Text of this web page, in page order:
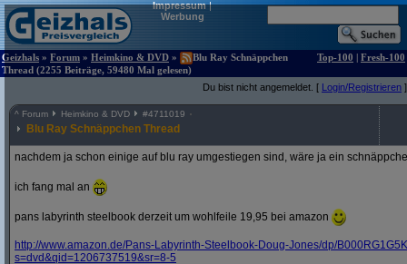
Impressum|
Werbung
Geizhals » Forum » Heimkino & DVD »
Blu Ray Schnäppchen
Thread (2255 Beiträge, 59480 Mal gelesen)
Top-100 | Fresh-100
Du bist nicht angemeldet. [ Login/Registrieren ]
^ Forum Heimkino & DVD #4711019
Blu Ray Schnäppchen Thread
nachdem ja schon einige auf blu ray umgestiegen sind, wäre ja ein
ich fang mal an
pans labyrinth steelbook derzeit um wohlfeile 19,95 bei amazon
http://www.amazon.de/Pans-Labyrinth-Steelbook-Doug-Jones/dp/
s=dvd&qid=1206737519&sr=8-5